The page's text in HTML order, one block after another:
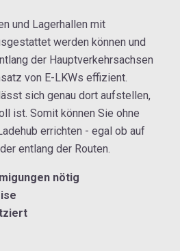
und Lagerhallen mit
werden können und
der Hauptverkehrsachsen
von E-LKWs effizient.
sich genau dort aufstellen,
ist. Somit können Sie ohne
errichten - egal ob auf
entlang der Routen.
nötig